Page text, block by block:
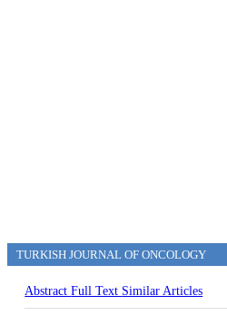
TURKISH JOURNAL OF ONCOLOGY
AbstractFull Text Similar Articles